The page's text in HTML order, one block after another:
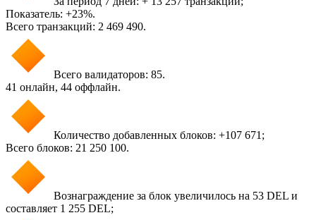
Показатель: +23%.
Всего транзакций: 2 469 490.
Всего валидаторов: 85.
41 онлайн, 44 оффлайн.
Количество добавленных блоков: +107 671;
Всего блоков: 21 250 100.
Вознаграждение за блок увеличилось на 53 DEL и
составляет 1 255 DEL;